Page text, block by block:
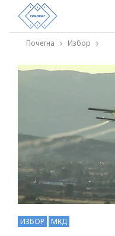
Почетна Избор
ИЗБОР МКД